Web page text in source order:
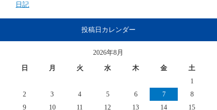
日記
投稿日カレンダー
2026年8月
日 月 火 水 木 金
土
1
2
3 4 5 6 7
8
9
10 11 12 13 14 15